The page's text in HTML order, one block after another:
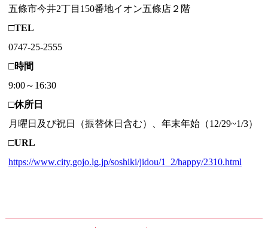
五條市今井2丁目150番地イオン五條店２階
□TEL
0747-25-2555
□時間
9:00～16:30
□休所日
月曜日及び祝日（振替休日含む）、年末年始（12/29~1/3）
□URL
https://www.city.gojo.lg.jp/soshiki/jidou/1_2/happy/2310.html